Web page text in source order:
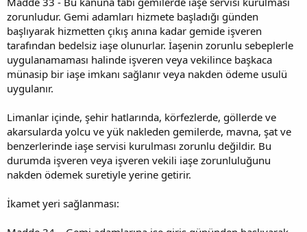
zorunludur. Gemi adamları hizmete başladığı günden
başlıyarak hizmetten çıkış anına kadar gemide işveren
tarafından bedelsiz iaşe olunurlar. İaşenin zorunlu sebeplerle
uygulanamaması halinde işveren veya vekilince başkaca
münasip bir iaşe imkanı sağlanır veya nakden ödeme usulü
uygulanır.
Limanlar içinde, şehir hatlarında, körfezlerde, göllerde ve
akarsularda yolcu ve yük nakleden gemilerde, mavna, şat ve
benzerlerinde iaşe servisi kurulması zorunlu değildir. Bu
durumda işveren veya işveren vekili iaşe zorunluluğunu
nakden ödemek suretiyle yerine getirir.
İkamet yeri sağlanması: